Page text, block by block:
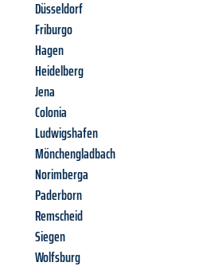
Düsseldorf
Friburgo
Hagen
Heidelberg
Jena
Colonia
Ludwigshafen
Mönchengladbach
Norimberga
Paderborn
Remscheid
Siegen
Wolfsburg